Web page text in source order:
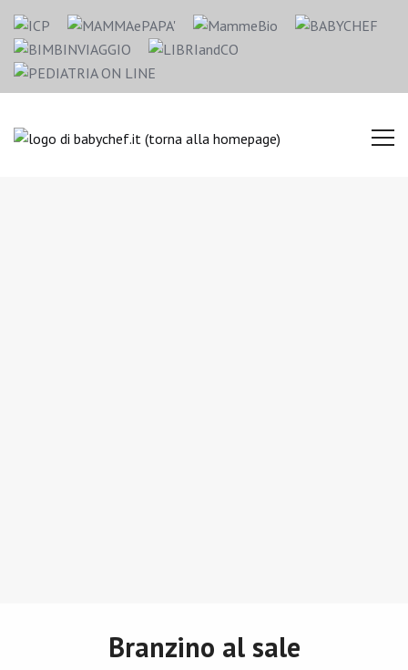
Branzino al sale